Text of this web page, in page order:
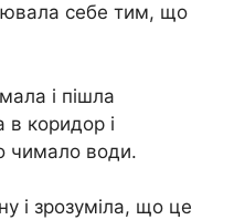
себе тим, що
і пішла
в коридор і
чимало води.
і зрозуміла, що це